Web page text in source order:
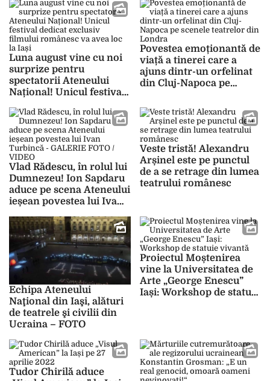
fața publicului –
GALERIE FOTO
Luna august vine cu noi
surprize pentru
spectatorii Ateneului
Național! Unicul festival
românesc va avea loc la
Iași
Povestea emoționantă de
viață a tinerei care a
ajuns dintr-un orfelinat
din Cluj-Napoca pe
Londra
Vlad Rădescu, în rolul lui
Dumnezeu! Ion Sapdaru
aduce pe scena Ateneului
ieșean povestea lui Ivan
FOTO / VIDEO
Veste tristă! Alexandru
Arșinel este pe punctul
de a se retrage din lumea
teatrului românesc
Echipa Ateneului
Naţional din Iaşi, alături
de teatrele şi civilii din
Ucraina – FOTO
Proiectul Moștenirea
vine la Universitatea de
Arte „George Enescu”
Iași: Workshop de statuie
Tudor Chirilă aduce